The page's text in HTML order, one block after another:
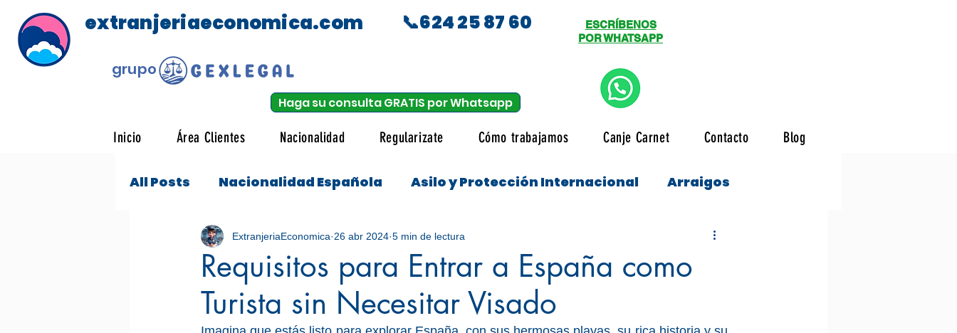
extranjeriaeconomica.com
grupo
📞624 25 87 60
Haga su consulta GRATIS por Whatsapp
ESCRÍBENOS
POR WHATSAPP
Inicio Área Clientes Nacionalidad Regularizate Cómo trabajamos Canje Carnet Contacto Blog
All Posts Nacionalidad Española Asilo y Protección Internacional Arraigos
Tráfico Visado Estudiantes
Requisitos para Entrar a España como
Turista sin Necesitar Visado
ExtranjeriaEconomica 26 abr 2024 5 min de lectura